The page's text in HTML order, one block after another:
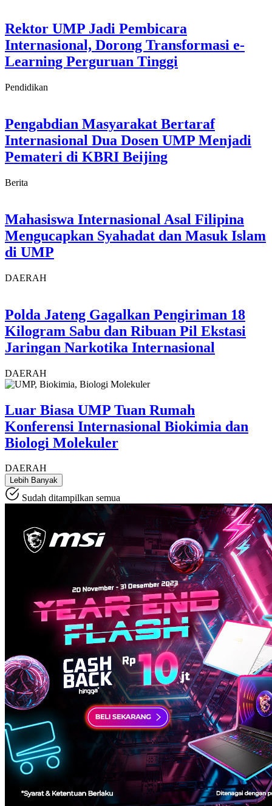
Rektor UMP Jadi Pembicara
Internasional, Dorong Transformasi e-
Learning Perguruan Tinggi
Pendidikan
Pengabdian Masyarakat Bertaraf
Internasional Dua Dosen UMP Menjadi
Pemateri di KBRI Beijing
Berita
Mahasiswa Internasional Asal Filipina
Mengucapkan Syahadat dan Masuk Islam
di UMP
DAERAH
Polda Jateng Gagalkan Pengiriman 18
Kilogram Sabu dan Ribuan Pil Ekstasi
Jaringan Narkotika Internasional
DAERAH
Luar Biasa UMP Tuan Rumah
Konferensi Internasional Biokimia dan
Biologi Molekuler
DAERAH
Lebih Banyak
Sudah ditampilkan semua